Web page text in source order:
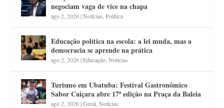
negociam vaga de vice na chapa
ago 2, 2026|Notícias ,Política
Educação política na escola: a lei muda, mas a
democracia se aprende na prática
ago 2, 2026|Educação ,Notícias
Turismo em Ubatuba: Festival Gastronômico
Sabor Caiçara abre 17ª edição na Praça da Baleia
ago 2, 2026|Geral ,Notícias